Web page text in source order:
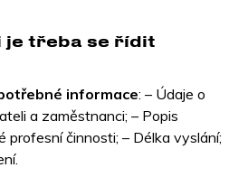
je třeba se řídit
informace: – Údaje o
a zaměstnanci; – Popis
profesní činnosti; – Délka vyslání;